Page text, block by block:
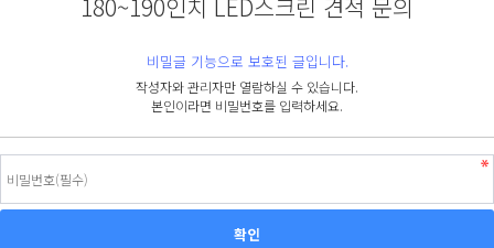
180~190인치 LED스크린 견적 문의
비밀글 기능으로 보호된 글입니다.
작성자와 관리자만 열람하실 수 있습니다.
본인이라면 비밀번호를 입력하세요.